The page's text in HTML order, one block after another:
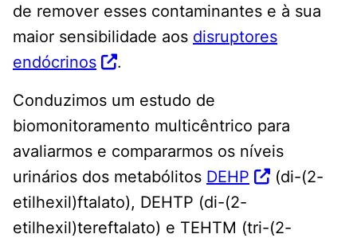
de remover esses contaminantes e à sua
maior sensibilidade aos disruptores
endócrinos
.
Conduzimos um estudo de
biomonitoramento multicêntrico para
avaliarmos e compararmos os níveis
urinários dos metabólitos DEHP
(di-(2-
etilhexil)ftalato), DEHTP (di-(2-
etilhexil)tereftalato) e TEHTM (tri-(2-